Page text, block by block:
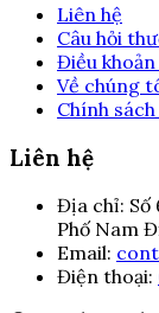
Liên hệ
Câu hỏi
Điều
Về chúng
Chính
Liên hệ
Địa chỉ: Số
Phố Nam
Email:
Điện thoại: